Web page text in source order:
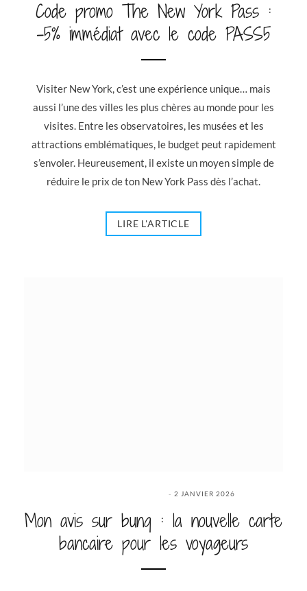
Code promo The New York Pass :
-5% immédiat avec le code PASS5
Visiter New York, c’est une expérience unique… mais
aussi l’une des villes les plus chères au monde pour les
visites. Entre les observatoires, les musées et les
attractions emblématiques, le budget peut rapidement
s’envoler. Heureusement, il existe un moyen simple de
réduire le prix de ton New York Pass dès l’achat.
LIRE L'ARTICLE
2 JANVIER 2026
Mon avis sur bunq : la nouvelle carte
bancaire pour les voyageurs